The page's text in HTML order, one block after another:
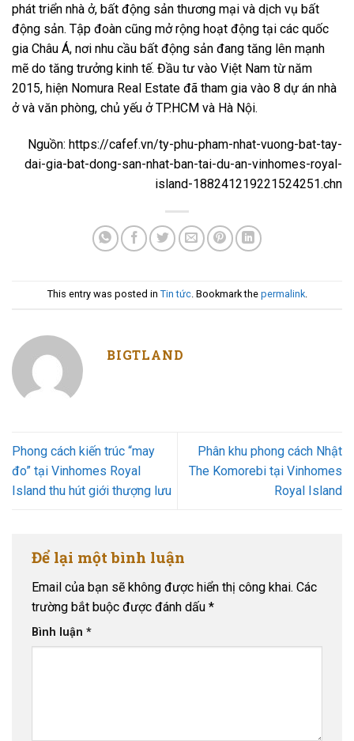
phát triển nhà ở, bất động sản thương mại và dịch vụ bất
động sản. Tập đoàn cũng mở rộng hoạt động tại các quốc
gia Châu Á, nơi nhu cầu bất động sản đang tăng lên mạnh
mẽ do tăng trưởng kinh tế. Đầu tư vào Việt Nam từ năm
2015, hiện Nomura Real Estate đã tham gia vào 8 dự án nhà
ở và văn phòng, chủ yếu ở TP.HCM và Hà Nội.
Nguồn: https://cafef.vn/ty-phu-pham-nhat-vuong-bat-tay-
dai-gia-bat-dong-san-nhat-ban-tai-du-an-vinhomes-royal-
island-188241219221524251.chn
This entry was posted in Tin tức. Bookmark the permalink.
BIGTLAND
Phong cách kiến trúc “may
đo” tại Vinhomes Royal
Island thu hút giới thượng lưu
Phân khu phong cách Nhật
The Komorebi tại Vinhomes
Royal Island
Để lại một bình luận
Email của bạn sẽ không được hiển thị công khai. Các
trường bắt buộc được đánh dấu *
Bình luận *